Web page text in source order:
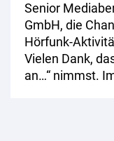
Senior
GmbH, die
Hörfunk-
Vielen Dank,
an…“ nimmst.